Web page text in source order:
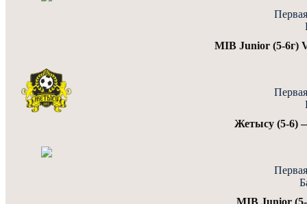
MIB Junior (5-6г)
Жетысу (5-6)
MIB Junior